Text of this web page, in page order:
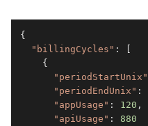
{
"billingCycles" : [
    {
"periodStartUnix"
"periodEndUnix" :
"appUsage" : 120 ,
"apiUsage" : 880